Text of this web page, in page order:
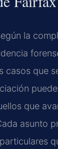
la
casos que
que
asunto